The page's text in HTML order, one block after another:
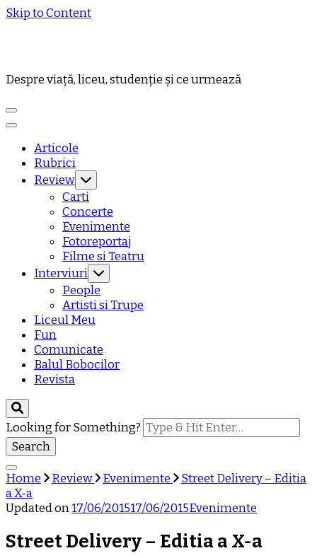
Skip to Content
Despre viață, liceu, studenție și ce urmează
Articole
Rubrici
Review
Carti
Concerte
Evenimente
Fotoreportaj
Filme si Teatru
Interviuri
People
Artisti si Trupe
Liceul Meu
Fun
Comunicate
Balul Bobocilor
Revista
Looking for Something?
Home Review Evenimente
Street Delivery – Editia
a X-a
Updated on17/06/201517/06/2015Evenimente
Street Delivery – Editia a X-a